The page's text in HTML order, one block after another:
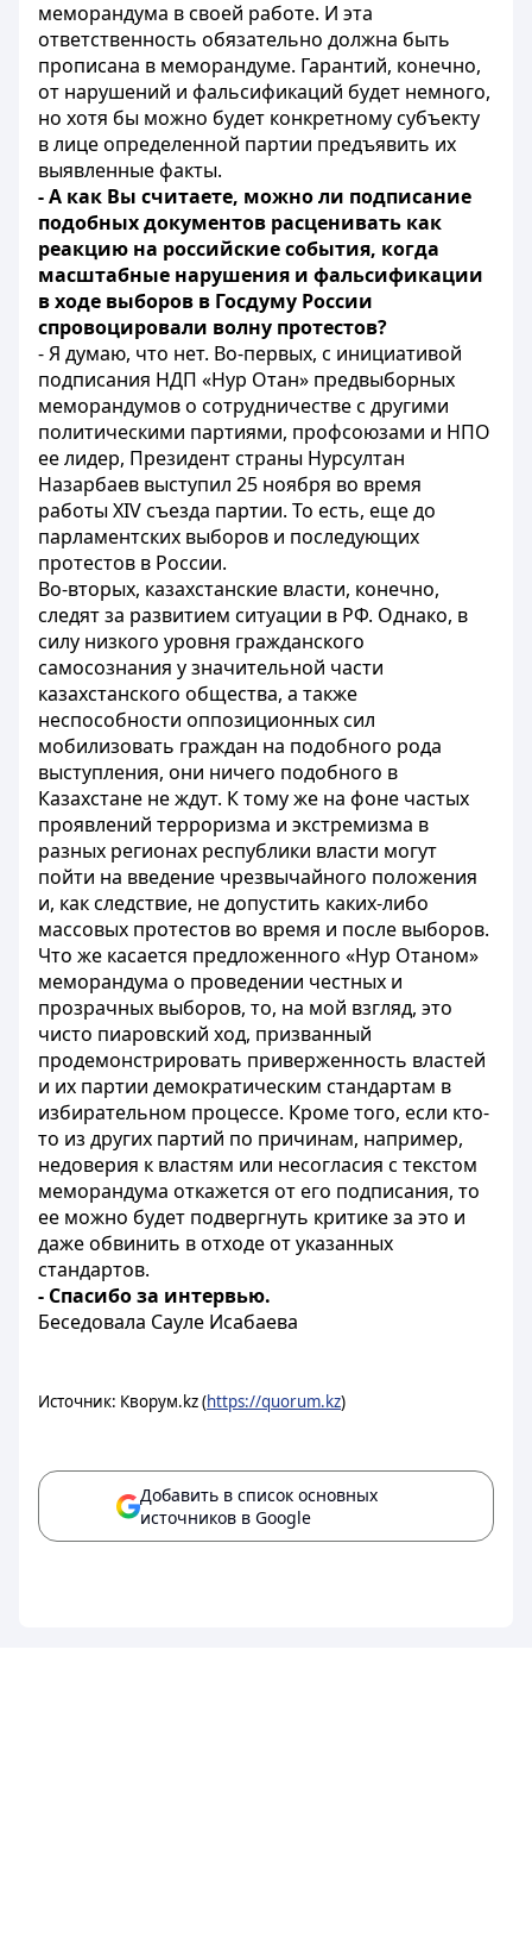
меморандума в своей работе. И эта
ответственность обязательно должна быть
прописана в меморандуме. Гарантий, конечно,
от нарушений и фальсификаций будет немного,
но хотя бы можно будет конкретному субъекту
в лице определенной партии предъявить их
выявленные факты.
- А как Вы считаете, можно ли подписание
подобных документов расценивать как
реакцию на российские события, когда
масштабные нарушения и фальсификации
в ходе выборов в Госдуму России
спровоцировали волну протестов?
- Я думаю, что нет. Во-первых, с инициативой
подписания НДП «Нур Отан» предвыборных
меморандумов о сотрудничестве с другими
политическими партиями, профсоюзами и НПО
ее лидер, Президент страны Нурсултан
Назарбаев выступил 25 ноября во время
работы XIV съезда партии. То есть, еще до
парламентских выборов и последующих
протестов в России.
Во-вторых, казахстанские власти, конечно,
следят за развитием ситуации в РФ. Однако, в
силу низкого уровня гражданского
самосознания у значительной части
казахстанского общества, а также
неспособности оппозиционных сил
мобилизовать граждан на подобного рода
выступления, они ничего подобного в
Казахстане не ждут. К тому же на фоне частых
проявлений терроризма и экстремизма в
разных регионах республики власти могут
пойти на введение чрезвычайного положения
и, как следствие, не допустить каких-либо
массовых протестов во время и после выборов.
Что же касается предложенного «Нур Отаном»
меморандума о проведении честных и
прозрачных выборов, то, на мой взгляд, это
чисто пиаровский ход, призванный
продемонстрировать приверженность властей
и их партии демократическим стандартам в
избирательном процессе. Кроме того, если кто-
то из других партий по причинам, например,
недоверия к властям или несогласия с текстом
меморандума откажется от его подписания, то
ее можно будет подвергнуть критике за это и
даже обвинить в отходе от указанных
стандартов.
- Спасибо за интервью.
Беседовала Сауле Исабаева
Источник: Кворум.kz (https://quorum.kz)
Добавить в список основных
источников в Google